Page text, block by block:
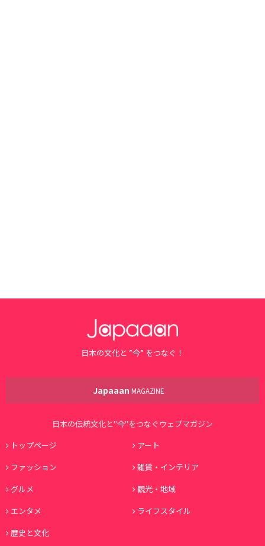
日本の文化と ”今” をつなぐ！
Japaaan MAGAZINE
日本の伝統文化と"今"をつなぐウェブマガジン
トップページ
アート
ファッション
雑貨・インテリア
グルメ
観光・地域
エンタメ
ライフスタイル
歴史と文化